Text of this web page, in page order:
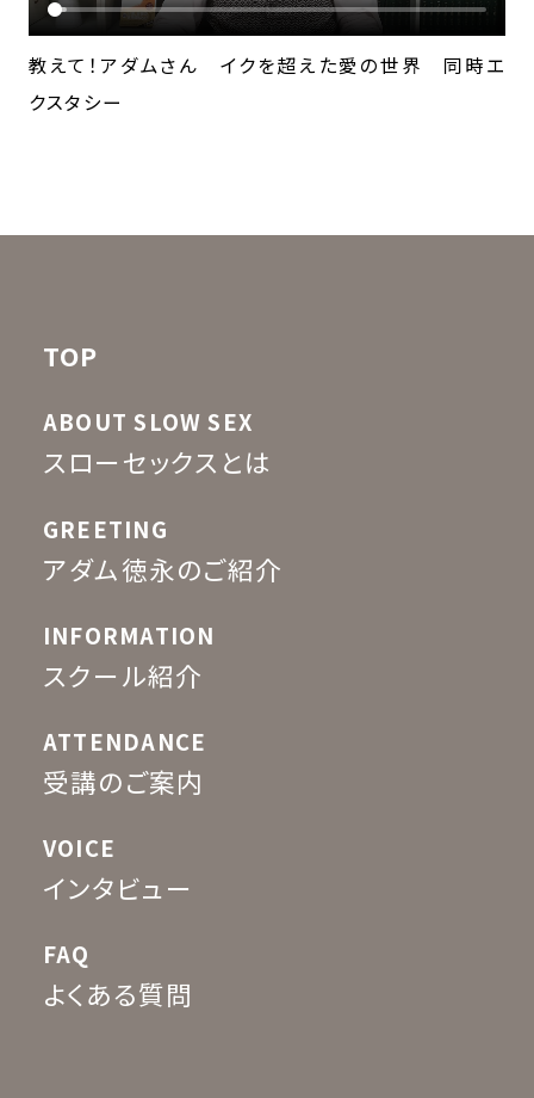
教えて！アダムさん イクを超えた愛の世界 同時エ
クスタシー
TOP
ABOUT SLOW SEX
スローセックスとは
GREETING
アダム徳永のご紹介
INFORMATION
スクール紹介
ATTENDANCE
受講のご案内
VOICE
インタビュー
FAQ
よくある質問